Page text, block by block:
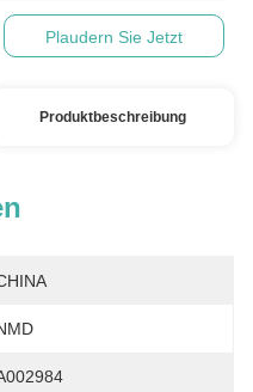
Plaudern Sie Jetzt
Produktbeschreibung